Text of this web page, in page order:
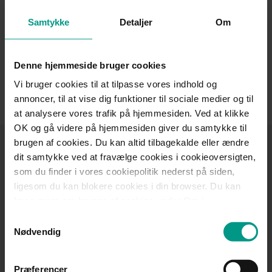
Samtykke Detaljer Om
Denne hjemmeside bruger cookies
Vi bruger cookies til at tilpasse vores indhold og
annoncer, til at vise dig funktioner til sociale medier og til
at analysere vores trafik på hjemmesiden. Ved at klikke
OK og gå videre på hjemmesiden giver du samtykke til
brugen af cookies. Du kan altid tilbagekalde eller ændre
dit samtykke ved at fravælge cookies i cookieoversigten,
som du finder i vores cookiepolitik nederst på siden,
ligesom du kan blokere cookies i din browser. Du kan
behandling af personoplysninger.
Nødvendig
Præferencer
Christiansen juridisk sagsbehandler inden for fagområderne
tilgængelig. På den måde understøtter hun din sag bedst
muligt og sikrer, at den bliver håndteret med omhu og
ekspertise.
Tilmeld dig
HjulmandKaptains
nyhedsbrev
og viden om jura inden for de fagområder, der